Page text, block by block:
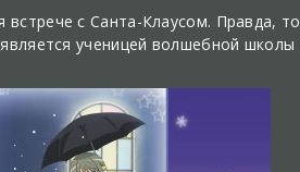
встрече с Санта-Клаусом. Правда,
ученицей волшебной школы